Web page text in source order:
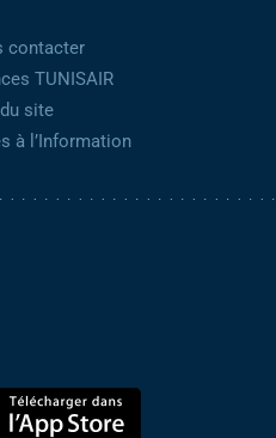
contacter
TUNISAIR
site
à l’Information